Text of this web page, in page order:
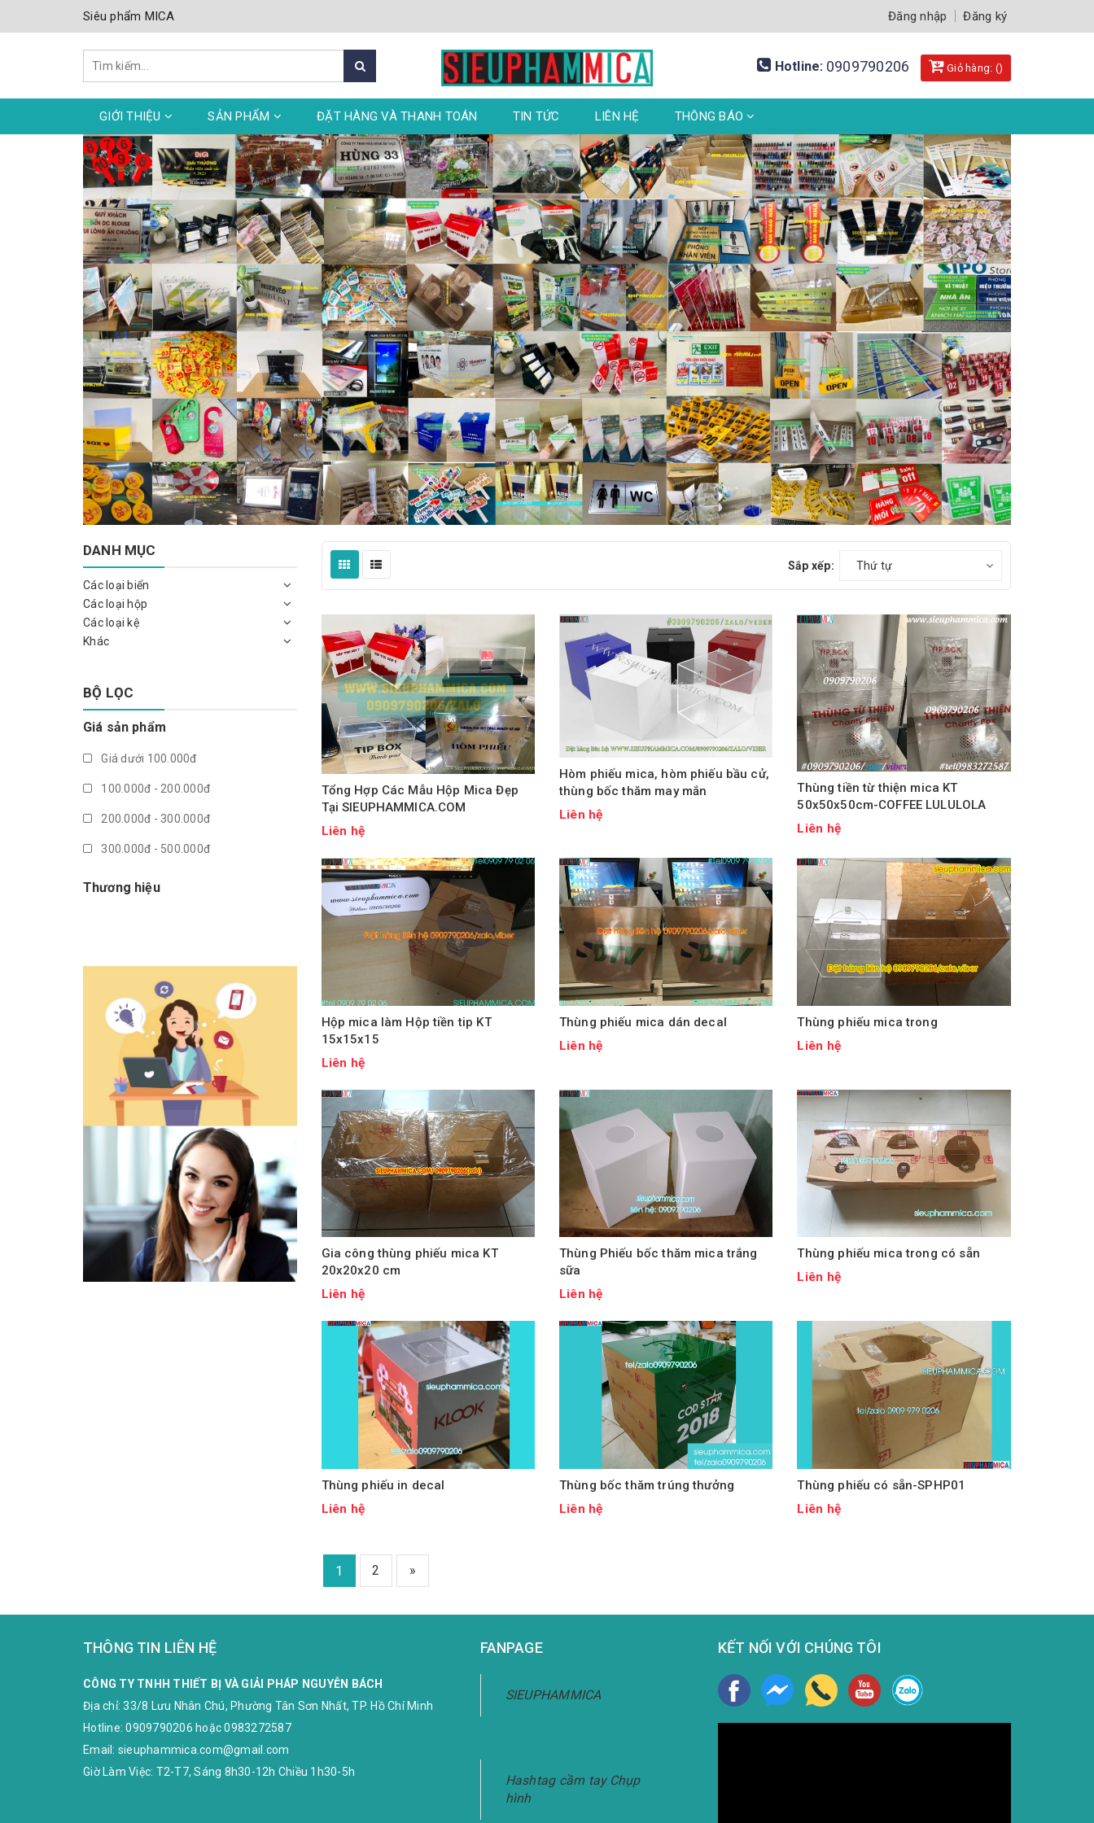
Siêu phẩm MICA Đăng nhập Đăng ký
Hotline: 0909790206 Giỏ hàng: ()
GIỚI THIỆU SẢN PHẨM ĐẶT HÀNG VÀ THANH TOÁN TIN TỨC LIÊN HỆ THÔNG BÁO
Sắp xếp: Thứ tự
Tổng Hợp Các Mẫu Hộp Mica Đẹp
Tại SIEUPHAMMICA.COM
Liên hệ
Hòm phiếu mica, hòm phiếu bầu cử,
thùng bốc thăm may mắn
Liên hệ
Thùng tiền từ thiện mica KT
50x50x50cm-COFFEE LULULOLA
Liên hệ
Hộp mica làm Hộp tiền tip KT
15x15x15
Liên hệ
Thùng phiếu mica dán decal
Liên hệ
Thùng phiếu mica trong
Liên hệ
Gia công thùng phiếu mica KT
20x20x20 cm
Liên hệ
Thùng Phiếu bốc thăm mica trắng
sữa
Liên hệ
Thùng phiếu mica trong có sẵn
Liên hệ
Thùng phiếu in decal
Liên hệ
Thùng bốc thăm trúng thưởng
Liên hệ
Thùng phiếu có sẵn-SPHP01
Liên hệ
1 2 »
DANH MỤC
Các loại biển
Các loại hộp
Các loại kệ
Khác
BỘ LỌC
Giá sản phẩm
Giá dưới 100.000đ
100.000đ - 200.000đ
200.000đ - 300.000đ
300.000đ - 500.000đ
Thương hiệu
THÔNG TIN LIÊN HỆ
CÔNG TY TNHH THIẾT BỊ VÀ GIẢI PHÁP NGUYỄN BÁCH
Địa chỉ:33/8 Lưu Nhân Chú, Phường Tân Sơn Nhất, TP. Hồ Chí Minh
Hotline:0909790206 hoặc0983272587
Email: sieuphammica.com@gmail.com
Giờ Làm Việc: T2-T7, Sáng 8h30-12h Chiều 1h30-5h
FANPAGE
SIEUPHAMMICA
Hashtag cầm tay Chụp
hình
KẾT NỐI VỚI CHÚNG TÔI